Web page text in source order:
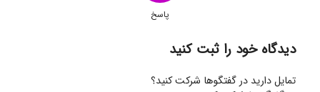
پاسخ
دیدگاه خود را ثبت کنید
تمایل دارید در گفتگوها شرکت کنید؟